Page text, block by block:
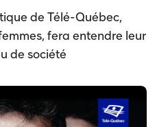
de Télé-Québec,
fera entendre leur
de société